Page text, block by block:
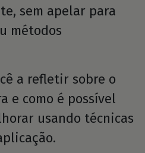
sem apelar para
métodos
a refletir sobre o
e como é possível
usando técnicas